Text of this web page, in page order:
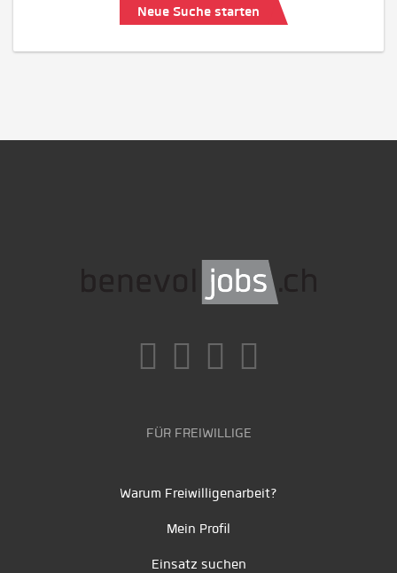
Neue Suche starten
FÜR FREIWILLIGE
Warum Freiwilligenarbeit?
Mein Profil
Einsatz suchen